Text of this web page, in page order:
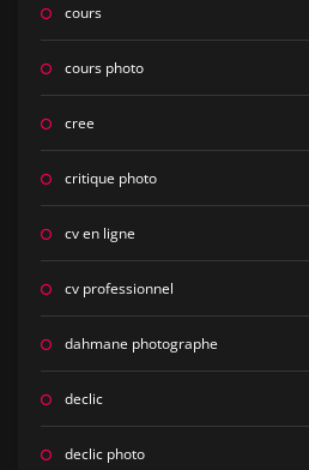
cours
cours photo
cree
critique photo
cv en ligne
cv professionnel
dahmane photographe
declic
declic photo